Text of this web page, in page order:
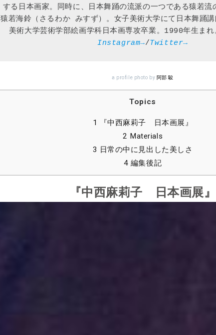
する日本画家。同時に、日本舞踊の流派の一つである猿若流
猿若海鈴（さるわか みすず）。女子美術大学にて日本舞踊
美術大学芸術学部絵画学科日本画専攻卒業。1990年生まれ
Instagram→/Twitter→
a profile photo by 阿部 駿
Topics
1 『中西麻莉子 日本画展』
2 Materials
3 日常の中に見出した美しさ
4 編集後記
『中西麻莉子 日本画展』